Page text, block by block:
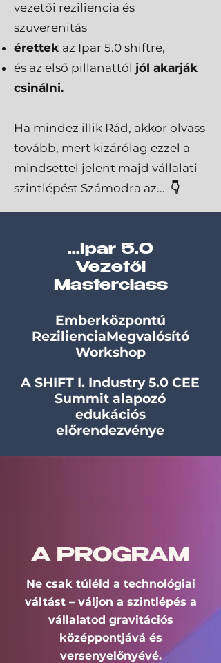
vezetői reziliencia és
szuverenitás
érettek az Ipar 5.0 shiftre,
és az első pillanattól jól akarják
csinálni.
Ha mindez illik Rád, akkor olvass
tovább, mert kizárólag ezzel a
mindsettel jelent majd vállalati
szintlépést Számodra az... 👇
...Ipar 5.0
Vezetői
Masterclass
Emberközpontú
RezilienciaMegvalósító
Workshop
A SHIFT I. Industry 5.0 CEE
Summit alapozó
edukációs
előrendezvénye
A PROGRAM
Ne csak túléld a technológiai
váltást – váljon a szintlépés a
vállalatod gravitációs
középpontjává és
versenyelőnyévé.